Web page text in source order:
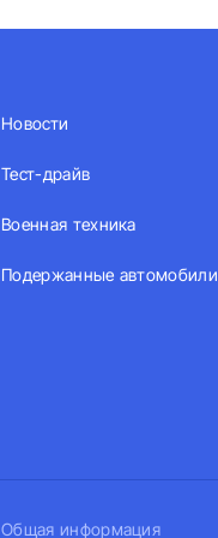
Новости
Тест-драйв
Военная техника
Подержанные автомобили
Общая информация